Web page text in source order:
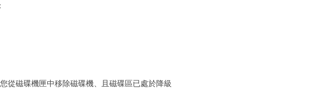
從磁碟機匣中移除磁碟機、且磁碟區已處於降級